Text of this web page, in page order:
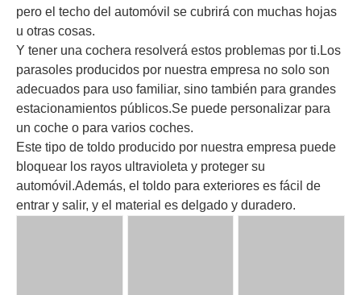
pero el techo del automóvil se cubrirá con muchas hojas
u otras cosas.
Y tener una cochera resolverá estos problemas por ti.Los
parasoles producidos por nuestra empresa no solo son
adecuados para uso familiar, sino también para grandes
estacionamientos públicos.Se puede personalizar para
un coche o para varios coches.
Este tipo de toldo producido por nuestra empresa puede
bloquear los rayos ultravioleta y proteger su
automóvil.Además, el toldo para exteriores es fácil de
entrar y salir, y el material es delgado y duradero.